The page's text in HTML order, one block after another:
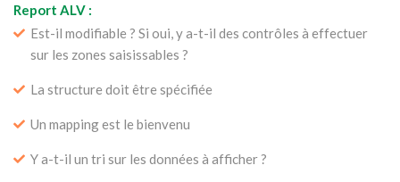
Report ALV :
Est-il modifiable ? Si oui, y a-t-il des contrôles à effectuer
sur les zones saisissables ?
La structure doit être spécifiée
Un mapping est le bienvenu
Y a-t-il un tri sur les données à afficher ?